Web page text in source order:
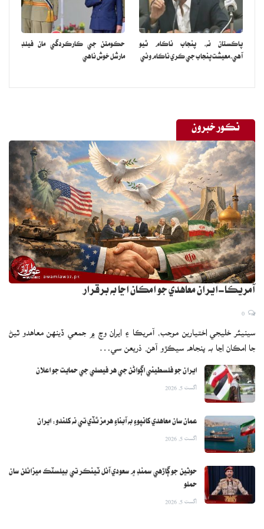
پاڪستان نه، پنجاب ناڪام ٿيو
آهي،معيشت پنجاب جي ڪري ناڪام وئي
حڪومتن جي ڪارڪردگي مان فيلڊ
مارشل خوش ناهي
نڪور خبرون
آمريڪا-ايران معاهدي جو امڪان اڃا به برقرار
سينيئر خليجي اختيارين موجب، آمريڪا ۽ ايران وچ ۾ جمعي ڏينهن معاهدو ٿيڻ
جا امڪان اڃا به پنجاهه سيڪڙو آهن. ذريعن سي…
ايران جو فلسطيني اڳواڻن جي هر فيصلي جي حمايت جو اعلان
اگست 5, 2026
عمان سان معاهدي کانپوءِ به آبناءِ هرمز ٿڏي تي نه کلندو: ايران
اگست 5, 2026
حوثين جو ڳاڙهي سمنڊ ۾ سعودي آئل ٽينڪر تي بيلسٽڪ ميزائلن سان
حملو
اگست 5, 2026